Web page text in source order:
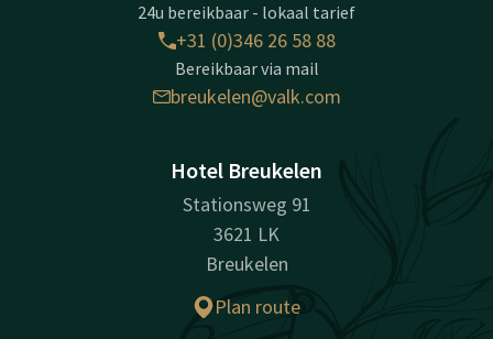
24u bereikbaar - lokaal tarief
+31 (0)346 26 58 88
Bereikbaar via mail
breukelen@valk.com
Hotel Breukelen
Stationsweg 91
3621 LK
Breukelen
Plan route